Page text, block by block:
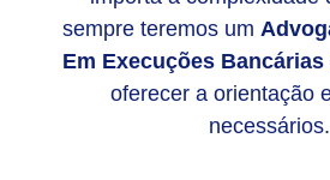
sempre teremos um
Em Execuções Bancárias
oferecer a orientação
necessários.